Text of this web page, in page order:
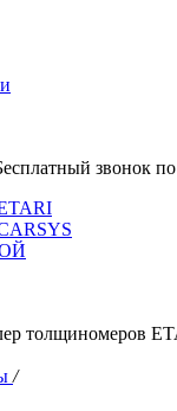
звонок
толщиномеров
/